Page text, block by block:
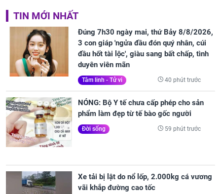
TIN MỚI NHẤT
Đúng 7h30 ngày mai, thứ Bảy 8/8/2026,
3 con giáp 'ngửa đầu đón quý nhân, cúi
đầu hốt tài lộc', giàu sang bất chấp, tình
duyên viên mãn
Tâm linh - Tử vi 40 phút trước
NÓNG: Bộ Y tế chưa cấp phép cho sản
phẩm làm đẹp từ tế bào gốc người
Đời sống 59 phút trước
Xe tải bị lật do nổ lốp, 2.000kg cá vương
vãi khắp đường cao tốc